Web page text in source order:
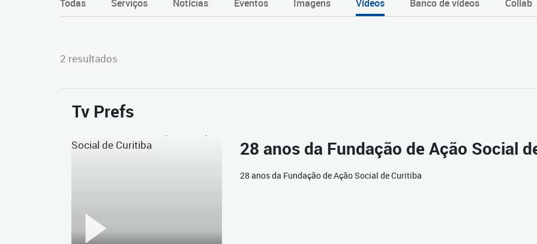
Todas Serviços Notícias Eventos Imagens Vídeos Banco de vídeos Collab
2 resultados
Tv Prefs
28 anos da Fundação de Ação Social
28 anos da Fundação de Ação Social de Curitiba